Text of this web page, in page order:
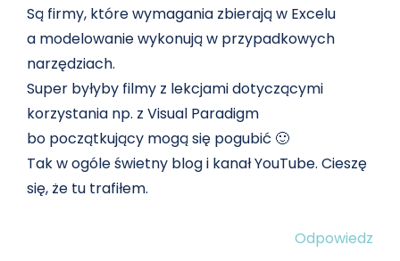
Są firmy, które wymagania zbierają w Excelu
a modelowanie wykonują w przypadkowych
narzędziach.
Super byłyby filmy z lekcjami dotyczącymi
korzystania np. z Visual Paradigm
bo początkujący mogą się pogubić 🙂
Tak w ogóle świetny blog i kanał YouTube. Cieszę
się, że tu trafiłem.
Odpowiedz